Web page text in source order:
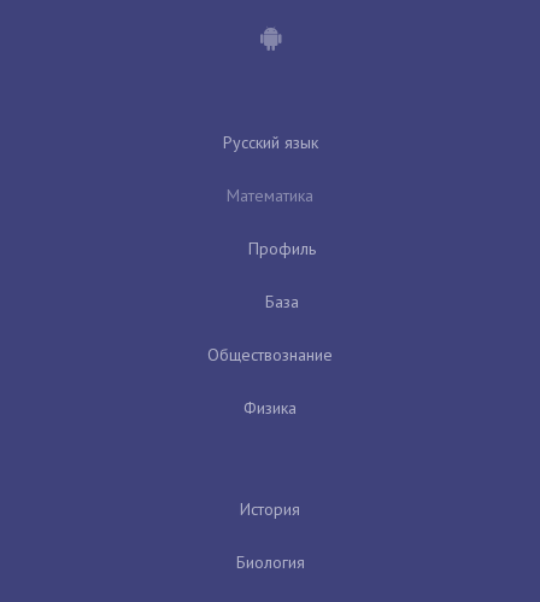
Русский язык
Математика
Профиль
База
Обществознание
Физика
История
Биология